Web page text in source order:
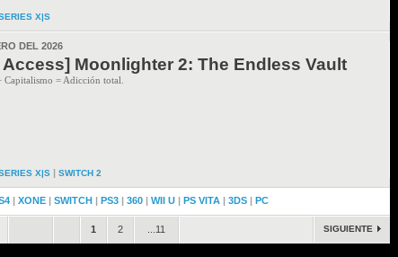
X|S
DEL 2026
Access] Moonlighter 2: The Endless Vault
Capitalismo = Adicción total.
X|S | SWITCH 2
| XONE | SWITCH | PS3 | 360 | WII U | PS VITA | 3DS | PC
1 2 ...11 SIGUIENTE